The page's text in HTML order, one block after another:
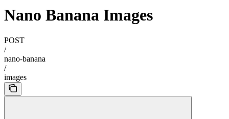
Nano Banana Images
POST
/
nano-banana
/
images